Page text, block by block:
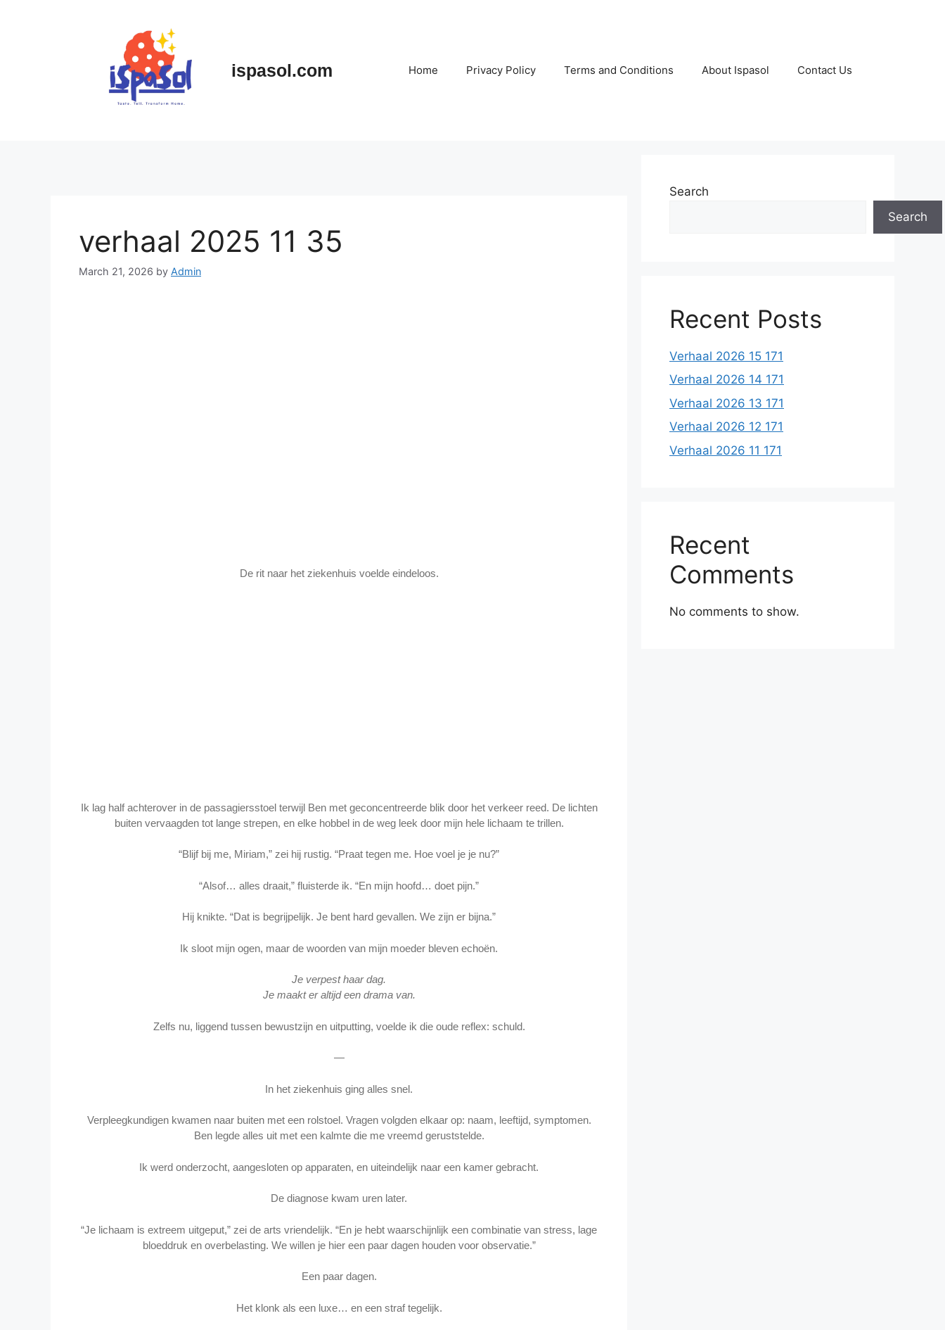
ispasol.com Home Privacy Policy Terms and Conditions About Ispasol Contact Us
verhaal 2025 11 35
March 21, 2026 by Admin
De rit naar het ziekenhuis voelde eindeloos.
Ik lag half achterover in de passagiersstoel terwijl Ben met geconcentreerde blik door het verkeer reed. De lichten
buiten vervaagden tot lange strepen, en elke hobbel in de weg leek door mijn hele lichaam te trillen.
“Blijf bij me, Miriam,” zei hij rustig. “Praat tegen me. Hoe voel je je nu?”
“Alsof… alles draait,” fluisterde ik. “En mijn hoofd… doet pijn.”
Hij knikte. “Dat is begrijpelijk. Je bent hard gevallen. We zijn er bijna.”
Ik sloot mijn ogen, maar de woorden van mijn moeder bleven echoën.
Je verpest haar dag.
Je maakt er altijd een drama van.
Zelfs nu, liggend tussen bewustzijn en uitputting, voelde ik die oude reflex: schuld.
—
In het ziekenhuis ging alles snel.
Verpleegkundigen kwamen naar buiten met een rolstoel. Vragen volgden elkaar op: naam, leeftijd, symptomen.
Ben legde alles uit met een kalmte die me vreemd geruststelde.
Ik werd onderzocht, aangesloten op apparaten, en uiteindelijk naar een kamer gebracht.
De diagnose kwam uren later.
“Je lichaam is extreem uitgeput,” zei de arts vriendelijk. “En je hebt waarschijnlijk een combinatie van stress, lage
bloeddruk en overbelasting. We willen je hier een paar dagen houden voor observatie.”
Een paar dagen.
Het klonk als een luxe… en een straf tegelijk.
Search
Search
Recent Posts
Verhaal 2026 15 171
Verhaal 2026 14 171
Verhaal 2026 13 171
Verhaal 2026 12 171
Verhaal 2026 11 171
Recent
Comments
No comments to show.